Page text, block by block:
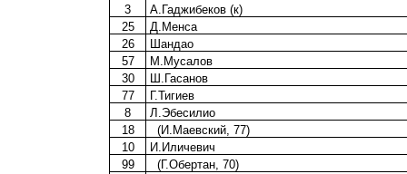
3
А.Гаджибеков (к)
25
Д.Менса
26
Шандао
57
М.Мусалов
30
Ш.Гасанов
77
Г.Тигиев
8
Л.Эбесилио
18
(И.Маевский, 77)
10
И.Иличевич
99
(Г.Обертан, 70)